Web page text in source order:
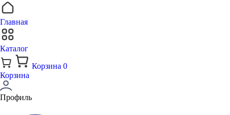
Главная
Каталог
Корзина 0
Корзина
Профиль